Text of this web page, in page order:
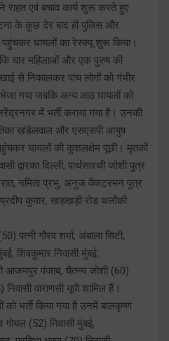
राहत एवं बचाव कार्य शुरू करते हुए
के कुछ देर बाद ही पुलिस और
घायलों का रेस्क्यू शुरू किया।
चार महिलाओं और एक पुरुष की
से निकालकर पांच लोगों को गंभीर
गया जबकि अन्य आठ घायलों को
में भर्ती कराया गया है। उनकी
खंडेलवाल और एसएसपी आयुष
घायलों की कुशलक्षेम पूछी। मृतकों
द्वारका दिल्ली, पार्थसारथी जोशी पुत्र
नमिता प्रभु, अनुज वेंकटरमन पुत्र
कुमार, खड़खड़ी रोड थलौकी
पत्नी गौरव शर्मा, अंबाला सिटी,
शिवकुमार निवासी मुंबई,
आजमपुर पंजाब, चैतन्य जोशी (60)
वाराणसी यूपी शामिल हैं।
भर्ती किया गया है उनमें बालकृष्ण
गोयल (52) निवासी मुंबई,